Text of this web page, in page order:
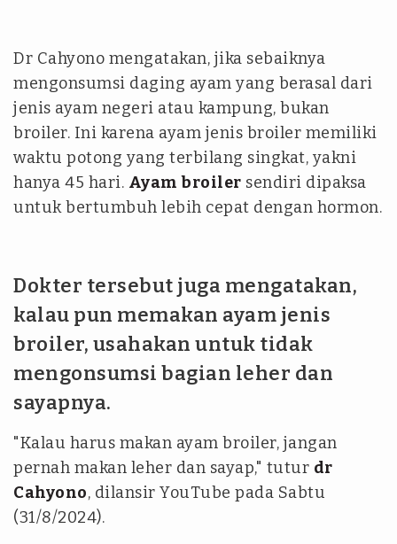
Dr Cahyono mengatakan, jika sebaiknya
mengonsumsi daging ayam yang berasal dari
jenis ayam negeri atau kampung, bukan
broiler. Ini karena ayam jenis broiler memiliki
waktu potong yang terbilang singkat, yakni
hanya 45 hari. Ayam broiler sendiri dipaksa
untuk bertumbuh lebih cepat dengan hormon.
Dokter tersebut juga mengatakan,
kalau pun memakan ayam jenis
broiler, usahakan untuk tidak
mengonsumsi bagian leher dan
sayapnya.
"Kalau harus makan ayam broiler, jangan
pernah makan leher dan sayap," tutur dr
Cahyono, dilansir YouTube pada Sabtu
(31/8/2024).